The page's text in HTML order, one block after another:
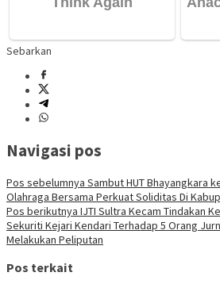
Sebarkan
Navigasi pos
Pos sebelumnya Sambut HUT Bhayangkara
Olahraga Bersama Perkuat Soliditas Di
Pos berikutnya IJTI Sultra Kecam Tindakan
Sekuriti Kejari Kendari Terhadap 5 Orang
Melakukan Peliputan
Pos terkait